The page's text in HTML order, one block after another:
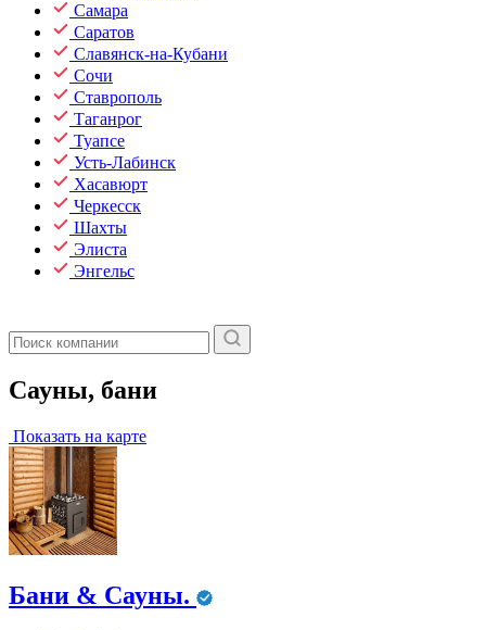
Самара
Саратов
Славянск-на-Кубани
Сочи
Ставрополь
Таганрог
Туапсе
Усть-Лабинск
Хасавюрт
Черкесск
Шахты
Элиста
Энгельс
Сауны, бани
Показать на карте
Бани & Сауны.